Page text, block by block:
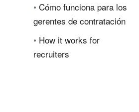
• Cómo funciona para los
gerentes de contratación
• How it works for
recruiters